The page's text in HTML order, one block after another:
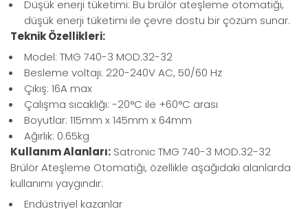
Düşük enerji tüketimi: Bu brülör ateşleme otomatiği,
düşük enerji tüketimi ile çevre dostu bir çözüm sunar.
Teknik Özellikleri:
Model: TMG 740-3 MOD.32-32
Besleme voltajı: 220-240V AC, 50/60 Hz
Çıkış: 16A max
Çalışma sıcaklığı: -20°C ile +60°C arası
Boyutlar: 115mm x 145mm x 64mm
Ağırlık: 0.65kg
Kullanım Alanları: Satronic TMG 740-3 MOD.32-32
Brülör Ateşleme Otomatiği, özellikle aşağıdaki alanlarda
kullanımı yaygındır:
Endüstriyel kazanlar